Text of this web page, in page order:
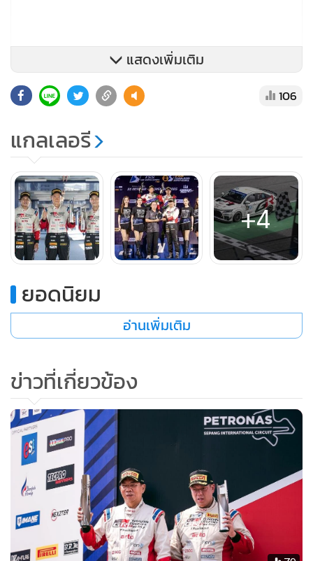
รุ่น Supercar GTC ใช้รถ Corolla Altis GR Sport หมายเลข 9
ขับโดย เอ็กซ์-อัครพงษ์ อัคนีนิโรธ และ ต้นกล้า-กฤษฎิ์ วสุรัตน์
ปิดฤดูกาลนี้ด้วยโพเดียมอันดับ 2 และ 1
รุ่น Super Touring โดยรถ YARIS ATIV หมายเลข 51 ขับโดย ไอ
ตั้น-อัษฎาธร ปิดฤดูกาลใน Class ST-NA ด้วยผลงานอันดับ 2
และ 3
หลังจบการแข่งขัน คุณสุทธิพงศ์ สมิตชาติ ผู้อำนวยการทีมและ
รายการ TSS The Super Series ทีมตั้งใจทำผลงานในทุกสนาม
อย่างเต็มที่ และยังเดินหน้าพัฒนารถ TOYOTA GR ในแต่ละรุ่น
ให้ตอบสนองต่อการขับขี่ได้ดีขึ้นเรื่อย ๆ โดยความร่วมมือของทีม
เพื่อนำไปพัฒนารถยนต์ให้ดียิ่งขึ้นในอนาคต พวกเราทุกคนขอ
ขอบคุณแฟนๆทุกท่านที่ติดตามเชียร์และเป็นกำลังใจให้ทีมเสมอ
มา และขอฝากให้ติดตามผลงานของทีมต่อไปในฤดูกาลหน้าด้วย
นะครับ”
ร่วมติดตามชมภาพบรรยากาศแข่งขันของ “TOYOTA GAZOO
Racing Thailand” เพิ่มเติมได้ที่ Facebook และ Instagram:
TOYOTAGAZOORacingTeamThailand
แสดงเพิ่มเติม
106
แกลเลอรี
+4
ยอดนิยม
อ่านเพิ่มเติม
ข่าวที่เกี่ยวข้อง